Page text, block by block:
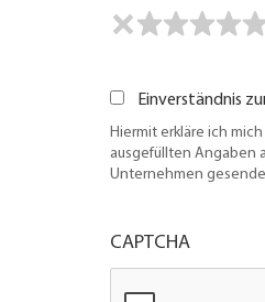
Einverständnis
Hiermit erkläre ich
ausgefüllten Angaben
Unternehmen
CAPTCHA